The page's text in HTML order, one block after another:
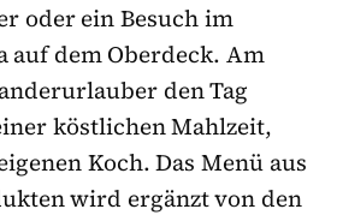
oder ein Besuch im
auf dem Oberdeck. Am
den Tag
köstlichen Mahlzeit,
Koch. Das Menü aus
wird ergänzt von den